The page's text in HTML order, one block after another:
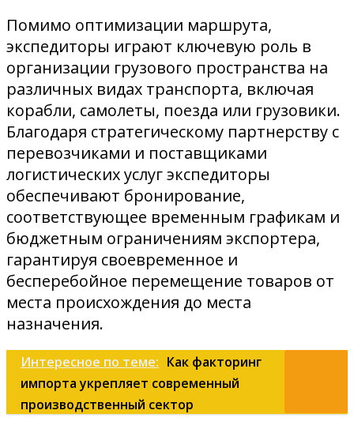
Помимо оптимизации маршрута,
экспедиторы играют ключевую роль в
организации грузового пространства на
различных видах транспорта, включая
корабли, самолеты, поезда или грузовики.
Благодаря стратегическому партнерству с
перевозчиками и поставщиками
логистических услуг экспедиторы
обеспечивают бронирование,
соответствующее временным графикам и
бюджетным ограничениям экспортера,
гарантируя своевременное и
бесперебойное перемещение товаров от
места происхождения до места
назначения.
Интересное по теме: Как факторинг
импорта укрепляет современный
производственный сектор